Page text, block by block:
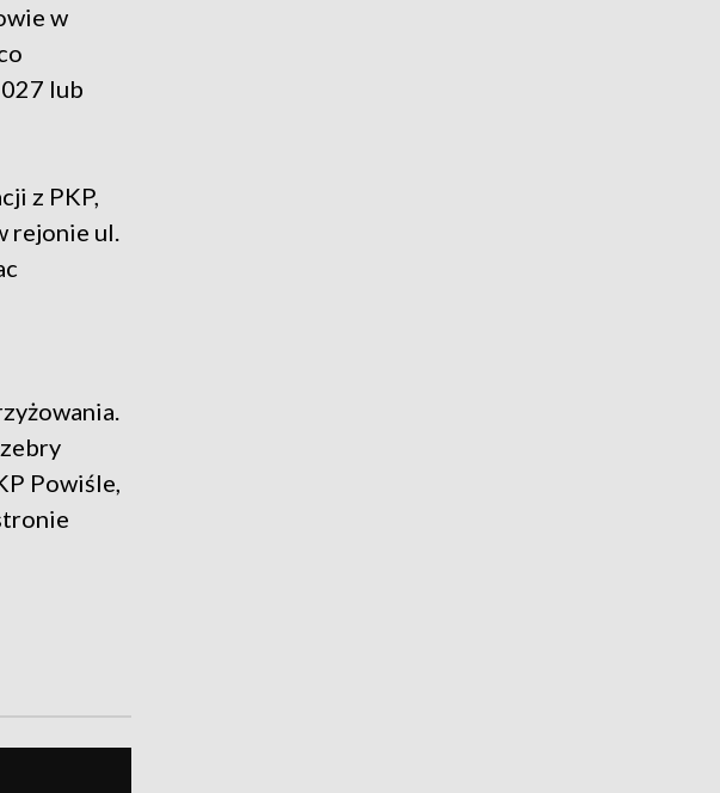
w
lub
z PKP,
rejonie ul.
Powiśle,